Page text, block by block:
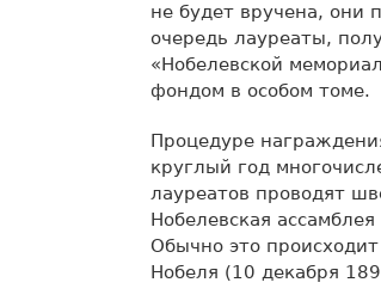
не будет вручена, они
очередь лауреаты,
«Нобелевской
фондом в особом томе.
Процедуре
круглый год
лауреатов проводят
Нобелевская
Обычно это происходит
Нобеля (10 декабря